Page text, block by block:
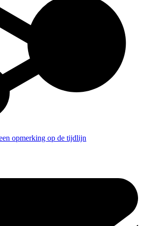
opmerking op de tijdlijn